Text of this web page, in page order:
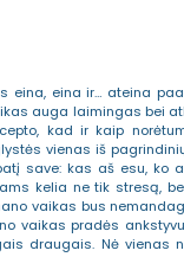
eina, eina ir… ateina
auga laimingas bei
kad ir kaip
vienas iš
save: kas aš esu, ko
kelia ne tik stresą,
vaikas bus
vaikas pradės
draugais. Nė vienas